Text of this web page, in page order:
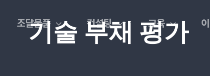
조달물품 컨설팅 교육
기술 부채 평가